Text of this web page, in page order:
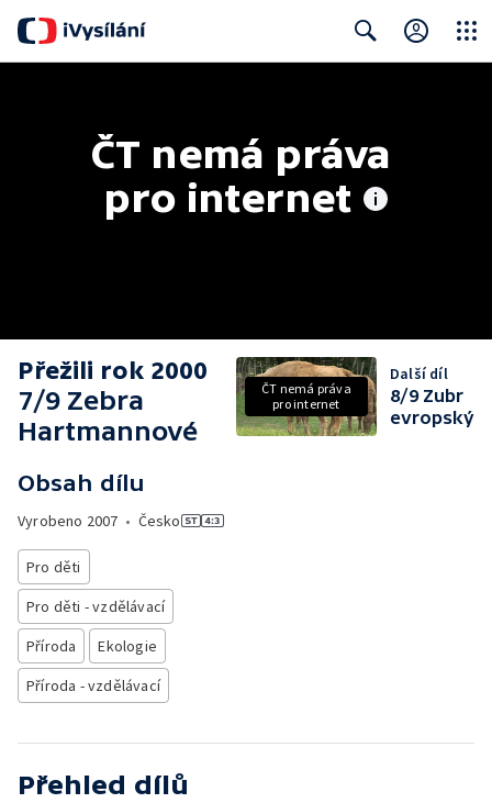
ČT nemá práva
pro internet
Přežili rok 2000
7/9 Zebra
Hartmannové
Obsah dílu
Vyrobeno 2007 • Česko
Pro děti
Pro děti - vzdělávací
Příroda
Ekologie
Příroda - vzdělávací
ČT nemá práva
pro internet
Další díl
8/9 Zubr
evropský
Přehled dílů